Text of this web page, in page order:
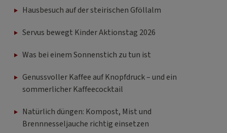
Hausbesuch auf der steirischen Gföllalm
Servus bewegt Kinder Aktionstag 2026
Was bei einem Sonnenstich zu tun ist
Genussvoller Kaffee auf Knopfdruck – und ein
sommerlicher Kaffeecocktail
Natürlich düngen: Kompost, Mist und
Brennnesseljauche richtig einsetzen